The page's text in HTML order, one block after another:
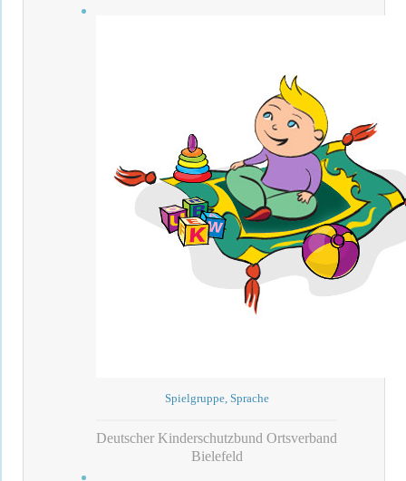
Spielgruppe, Sprache
Deutscher Kinderschutzbund Ortsverband
Bielefeld